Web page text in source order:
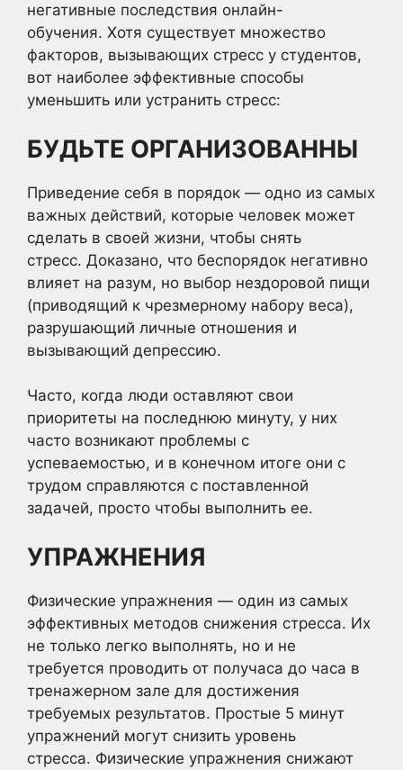
негативные последствия онлайн-
обучения. Хотя существует множество
факторов, вызывающих стресс у студентов,
вот наиболее эффективные способы
уменьшить или устранить стресс:
БУДЬТЕ ОРГАНИЗОВАННЫ
Приведение себя в порядок — одно из самых
важных действий, которые человек может
сделать в своей жизни, чтобы снять
стресс. Доказано, что беспорядок негативно
влияет на разум, но выбор нездоровой пищи
(приводящий к чрезмерному набору веса),
разрушающий личные отношения и
вызывающий депрессию.
Часто, когда люди оставляют свои
приоритеты на последнюю минуту, у них
часто возникают проблемы с
успеваемостью, и в конечном итоге они с
трудом справляются с поставленной
задачей, просто чтобы выполнить ее.
УПРАЖНЕНИЯ
Физические упражнения — один из самых
эффективных методов снижения стресса. Их
не только легко выполнять, но и не
требуется проводить от получаса до часа в
тренажерном зале для достижения
требуемых результатов. Простые 5 минут
упражнений могут снизить уровень
стресса. Физические упражнения снижают